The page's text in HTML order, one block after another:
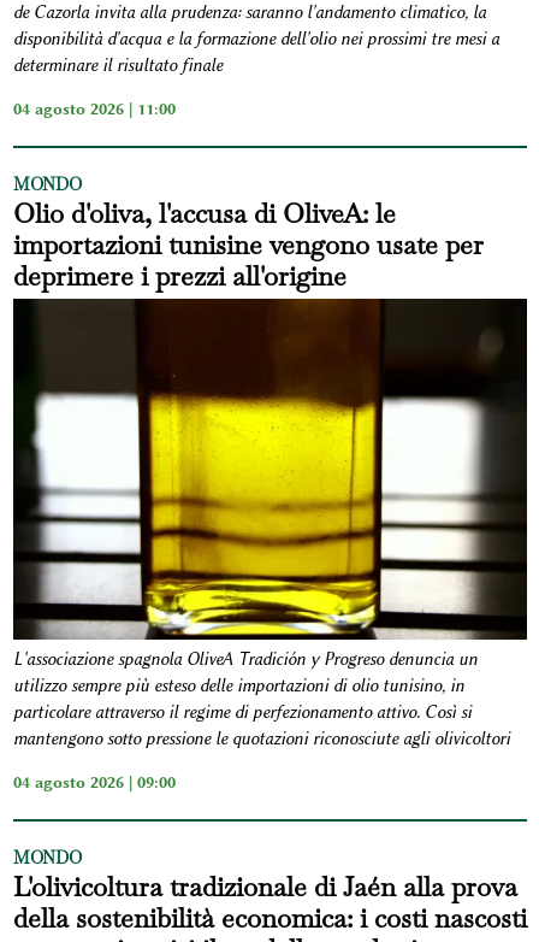
de Cazorla invita alla prudenza: saranno l'andamento climatico, la
disponibilità d'acqua e la formazione dell'olio nei prossimi tre mesi a
determinare il risultato finale
04 agosto 2026 | 11:00
MONDO
Olio d'oliva, l'accusa di OliveA: le
importazioni tunisine vengono usate per
deprimere i prezzi all'origine
L'associazione spagnola OliveA Tradición y Progreso denuncia un
utilizzo sempre più esteso delle importazioni di olio tunisino, in
particolare attraverso il regime di perfezionamento attivo. Così si
mantengono sotto pressione le quotazioni riconosciute agli olivicoltori
04 agosto 2026 | 09:00
MONDO
L'olivicoltura tradizionale di Jaén alla prova
della sostenibilità economica: i costi nascosti